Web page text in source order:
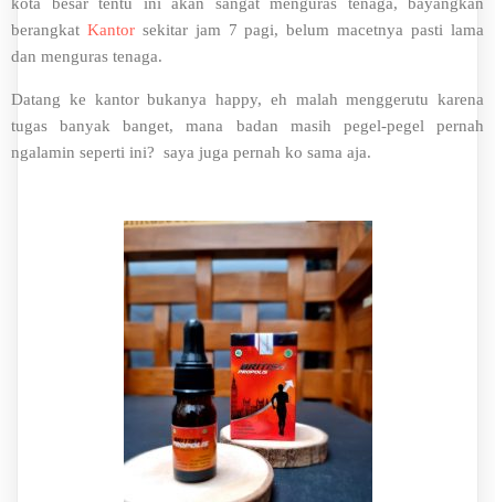
berangkat Kantorsekitar jam 7 pagi, belum macetnya pasti lama
dan menguras tenaga.
Datang ke kantor bukanya happy, eh malah menggerutu karena
tugas banyak banget, mana badan masih pegel-pegel pernah
ngalamin seperti ini? saya juga pernah ko sama aja.